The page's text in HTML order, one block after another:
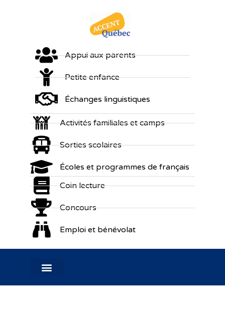
Appui aux parents
Petite enfance
Échanges linguistiques
Activités familiales et camps
Sorties scolaires
Écoles et programmes de français
Coin lecture
Concours
Emploi et bénévolat